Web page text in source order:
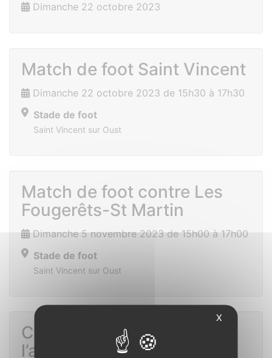
Dimanche 22 octobre 2023
Match de foot Saint Vincent
Dimanche 22 octobre 2023 de 15h30 à 17h30
Stade de foot
Saint Vincent sur Oust
Match de foot contre Les
Fougerêts-St Martin
Dimanche 5 novembre 2023 de 15h00 à 17h00
Stade de foot
Saint Vincent sur Oust
Commémoration de
l’armistice
X